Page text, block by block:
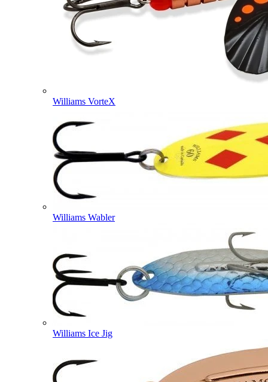
Williams VorteX
Williams Wabler
Williams Ice Jig